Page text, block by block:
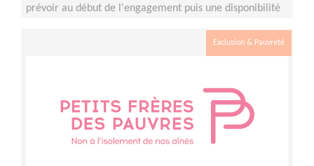
prévoir au début de l'engagement puis une disponibilité
Exclusion & Pauvreté